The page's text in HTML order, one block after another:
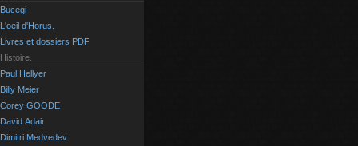
Bucegi
L'oeil d'Horus.
Livres et dossiers PDF
Histoire.
Paul Hellyer
Billy Meier
Corey GOODE
David Adair
Dimitri Medvedev